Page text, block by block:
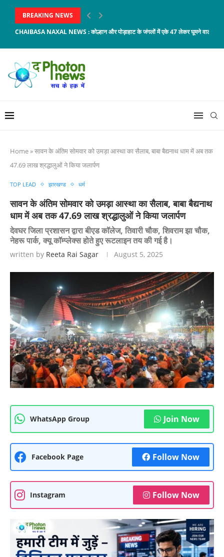
BREAKING NEWS
CHAIBASA NAXAL NEWS : कोल्हान और पोड़ाहाट के जंगलों में एके 47 लेकर घूमने वाला...
Home»सावन के अंतिम सोमवार को उमड़ा आस्था का सैलाब, बाबा बैद्यनाथ धाम में अब तक
47.69 लाख श्रद्धालुओं ने किया जलार्पण
TOP LEAD झारखण्ड धर्म
सावन के अंतिम सोमवार को उमड़ा आस्था का सैलाब, बाबा बैद्यनाथ
धाम में अब तक 47.69 लाख श्रद्धालुओं ने किया जलार्पण
देवघर जिला प्रशासन द्वारा बीएड कॉलेज, तिवारी चौक, शिवराम झा चौक,
नेहरू पार्क, क्यू कॉम्प्लेक्स होते हुए रूटलाइन तय की गई है।
written by Reeta Rai Sagar August 5, 2025
WhatsApp Group Join Now
Facebook Page Follow Now
Instagram Follow Now